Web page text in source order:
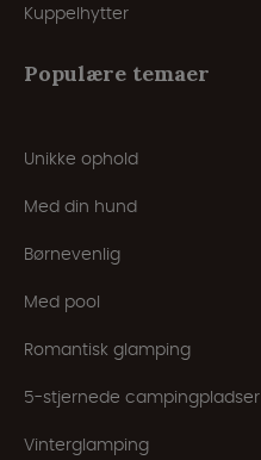
Kuppelhytter
Populære temaer
Unikke ophold
Med din hund
Børnevenlig
Med pool
Romantisk glamping
5-stjernede campingpladser
Vinterglamping